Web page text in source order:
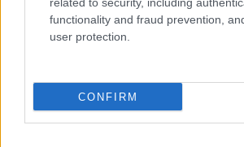
functionality and fraud prevention,
user protection.
CONFIRM
Nuovi stalli residenti a Palau, il
completa l’iter
Film internazionale, casting
Costa Smeralda